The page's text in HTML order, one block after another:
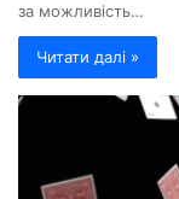
за можливість…
Читати далі »